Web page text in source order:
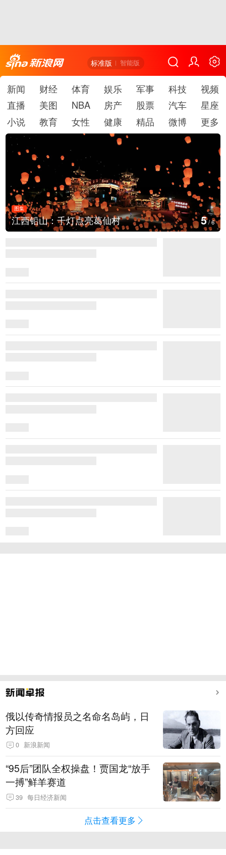
标准版 智能版
新闻 财经 体育 娱乐 军事 科技
视频
直播
美图 NBA 房产 股票 汽车
星座
小说
教育 女性 健康 精品 微博 更多
图集
上海：七彩稻田画迎最佳观赏
6/6
俄以传奇情报员之名命名岛屿，日
方回应
0 新浪新闻
“95后”团队全权操盘！贾国龙“放手
一搏”鲜羊赛道
39 每日经济新闻
点击查看更多